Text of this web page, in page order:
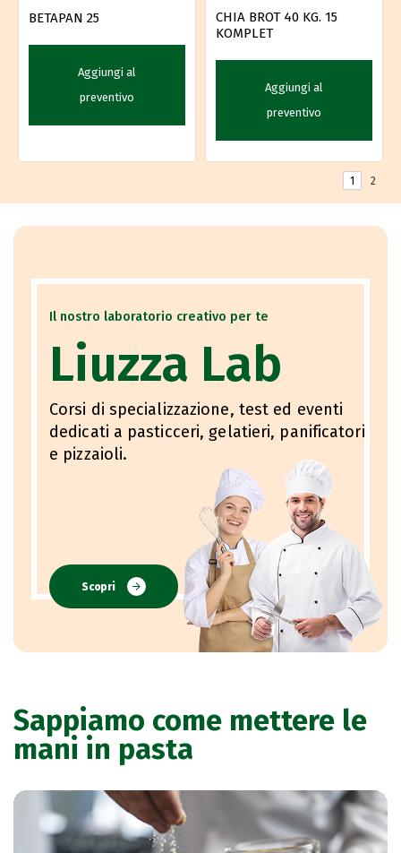
BETAPAN 25
Aggiungi al
preventivo
CHIA BROT 40 KG. 15
KOMPLET
Aggiungi al
preventivo
1 2
Il nostro laboratorio creativo per te
Liuzza Lab
Corsi di specializzazione, test ed eventi
dedicati a pasticceri, gelatieri, panificatori
e pizzaioli.
Scopri
Sappiamo come mettere le
mani in pasta